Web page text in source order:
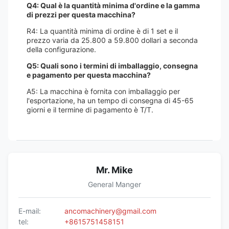
Q4: Qual è la quantità minima d'ordine e la gamma
di prezzi per questa macchina?
R4: La quantità minima di ordine è di 1 set e il
prezzo varia da 25.800 a 59.800 dollari a seconda
della configurazione.
Q5: Quali sono i termini di imballaggio, consegna
e pagamento per questa macchina?
A5: La macchina è fornita con imballaggio per
l'esportazione, ha un tempo di consegna di 45-65
giorni e il termine di pagamento è T/T.
Mr. Mike
General Manger
E-mail:
ancomachinery@gmail.com
tel:
+8615751458151